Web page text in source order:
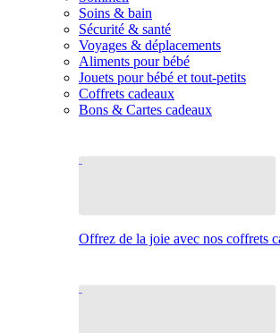
Soins & bain
Sécurité & santé
Voyages & déplacements
Aliments pour bébé
Jouets pour bébé et tout-petits
Coffrets cadeaux
Bons & Cartes cadeaux
Offrez de la joie avec nos coffrets